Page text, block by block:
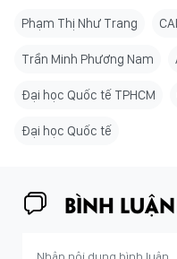
Phạm Thị Như Trang
Trần Minh Phương Nam
Đại học Quốc tế TPHCM
Đại học Quốc tế
BÌNH LUẬN